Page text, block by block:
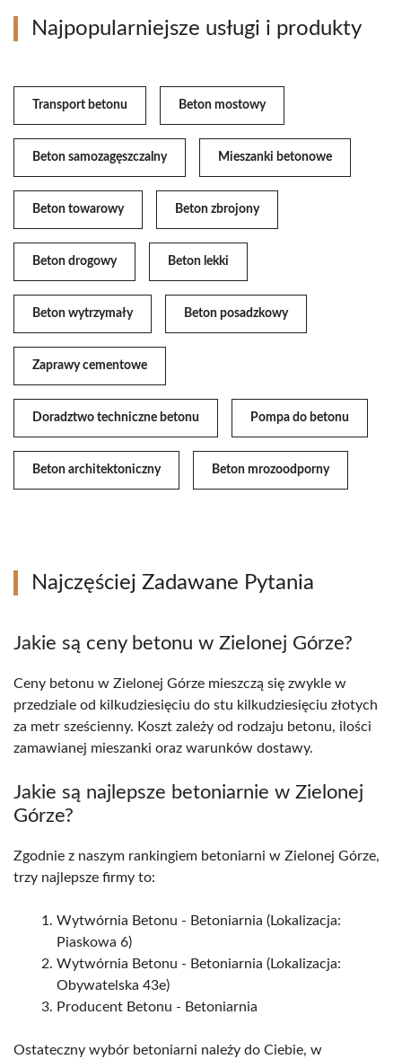
Najpopularniejsze usługi i produkty
Transport betonu Beton mostowy
Beton samozagęszczalny Mieszanki betonowe
Beton towarowy Beton zbrojony
Beton drogowy Beton lekki
Beton wytrzymały Beton posadzkowy
Zaprawy cementowe
Doradztwo techniczne betonu Pompa do betonu
Beton architektoniczny Beton mrozoodporny
Najczęściej Zadawane Pytania
Jakie są ceny betonu w Zielonej Górze?
Ceny betonu w Zielonej Górze mieszczą się zwykle w
przedziale od kilkudziesięciu do stu kilkudziesięciu złotych
za metr sześcienny. Koszt zależy od rodzaju betonu, ilości
zamawianej mieszanki oraz warunków dostawy.
Jakie są najlepsze betoniarnie w Zielonej
Górze?
Zgodnie z naszym rankingiem betoniarni w Zielonej Górze,
trzy najlepsze firmy to:
Wytwórnia Betonu - Betoniarnia (Lokalizacja:
Piaskowa 6)
Wytwórnia Betonu - Betoniarnia (Lokalizacja:
Obywatelska 43e)
Producent Betonu - Betoniarnia
Ostateczny wybór betoniarni należy do Ciebie, w